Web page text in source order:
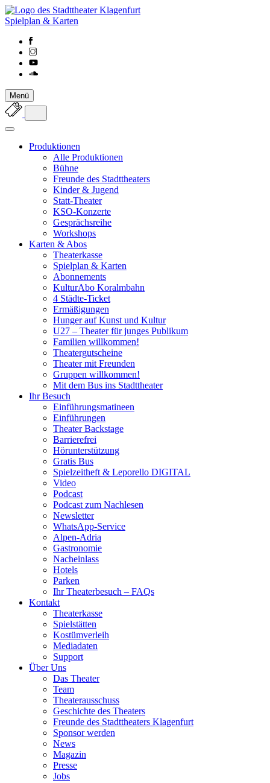
Spielplan & Karten
Menü
Produktionen
Alle Produktionen
Bühne
Freunde des Stadttheaters
Kinder & Jugend
Statt-Theater
KSO-Konzerte
Gesprächsreihe
Workshops
Karten & Abos
Theaterkasse
Spielplan & Karten
Abonnements
KulturAbo Koralmbahn
4 Städte-Ticket
Ermäßigungen
Hunger auf Kunst und Kultur
U27 – Theater für junges Publikum
Familien willkommen!
Theatergutscheine
Theater mit Freunden
Gruppen willkommen!
Mit dem Bus ins Stadttheater
Ihr Besuch
Einführungsmatineen
Einführungen
Theater Backstage
Barrierefrei
Hörunterstützung
Gratis Bus
Spielzeitheft & Leporello DIGITAL
Video
Podcast
Podcast zum Nachlesen
Newsletter
WhatsApp-Service
Alpen-Adria
Gastronomie
Nacheinlass
Hotels
Parken
Ihr Theaterbesuch – FAQs
Kontakt
Theaterkasse
Spielstätten
Kostümverleih
Mediadaten
Support
Über Uns
Das Theater
Team
Theaterausschuss
Geschichte des Theaters
Freunde des Stadttheaters Klagenfurt
Sponsor werden
News
Magazin
Presse
Jobs